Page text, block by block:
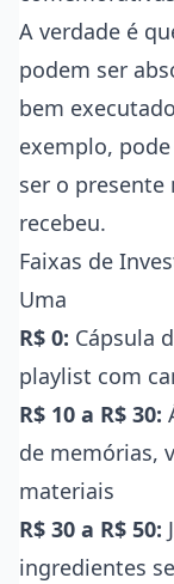
A verdade é
podem ser
bem
exemplo,
ser o
recebeu.
Faixas de
Uma
R$ 0: Cápsula
playlist com
R$ 10 a R$ 30:
de memórias,
materiais
R$ 30 a R$ 50:
ingredientes